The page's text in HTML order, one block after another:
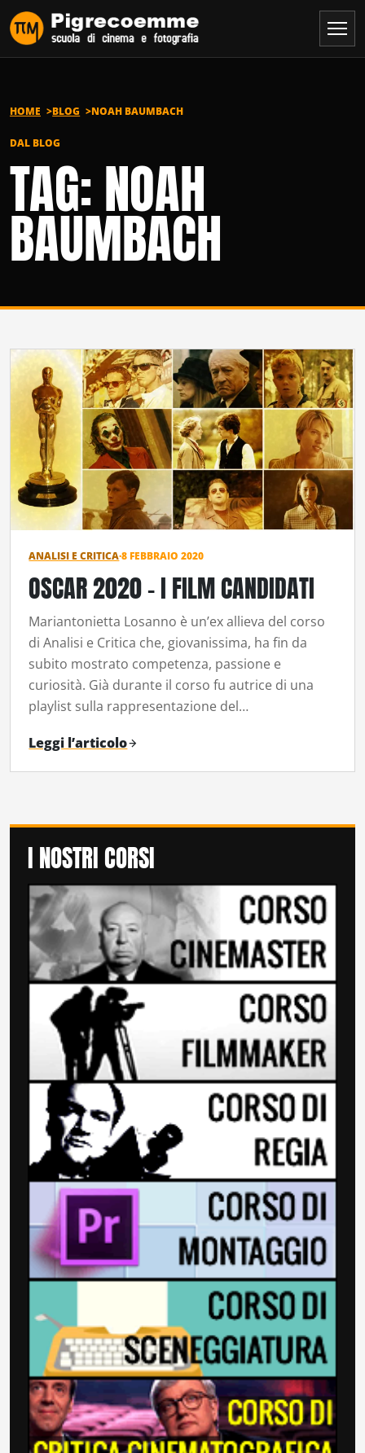
Vai al contenuto
HOME BLOG NOAH BAUMBACH
DAL BLOG
TAG: NOAH
BAUMBACH
ANALISI E CRITICA·8 FEBBRAIO 2020
OSCAR 2020 – I FILM CANDIDATI
Mariantonietta Losanno è un’ex allieva del corso
di Analisi e Critica che, giovanissima, ha fin da
subito mostrato competenza, passione e
curiosità. Già durante il corso fu autrice di una
playlist sulla rappresentazione del…
Leggi l’articolo
I NOSTRI CORSI